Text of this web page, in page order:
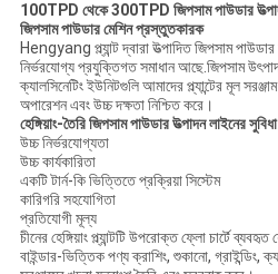
100TPD থেকে 300TPD জিপসাম পাউডার উত্পাদন
জিপসাম পাউডার মেশিন প্রস্তুতকারক
Hengyang প্ল্যান্ট দ্বারা উত্পাদিত জিপসাম পাউডার
নির্ভরযোগ্য প্রযুক্তিগত সমাধান আছে.জিপসাম
ক্যালসিনেটিং ইউনিটগুলি আমাদের প্ল্যান্টের মূল
অপারেশন এবং উচ্চ দক্ষতা নিশ্চিত করে।
হেঙ্গিয়াং-তৈরি জিপসাম পাউডার উত্পাদন লাইনের
উচ্চ নির্ভরযোগ্যতা
উচ্চ কার্যকারিতা
একটি টার্ন-কি ভিত্তিতে প্রক্রিয়া সিস্টেম
কারিগরি সহযোগিতা
প্রতিযোগী মূল্য
চীনের হেঙ্গিয়াং প্ল্যান্টটি উপরোক্ত ফ্লো চার্টে
বাইন্ডার-ভিত্তিক পণ্য ক্রাশিং, শুকানো, গ্রাইন্ডিং,